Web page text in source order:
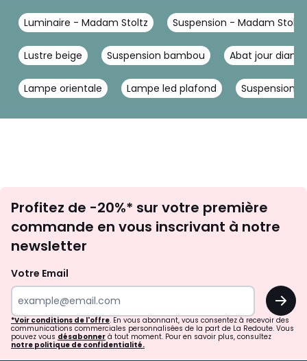
Luminaire - Madam Stoltz Suspension - Madam Stoltz
Lustre beige Suspension bambou Abat jour
Lampe orientale Lampe led plafond Suspension
newsletter
Profitez de -20%* sur votre première
commande en vous inscrivant à notre
newsletter
Votre Email
OK
*Voir conditions de l'offre. En vous abonnant, vous consentez à recevoir des
communications commerciales personnalisées de la part de La Redoute. Vous
pouvez vous désabonner à tout moment. Pour en savoir plus, consultez
notre politique de confidentialité.